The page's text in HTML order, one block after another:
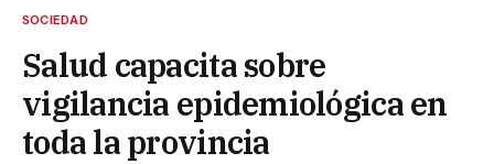
SOCIEDAD
Salud capacita sobre
vigilancia epidemiológica en
toda la provincia